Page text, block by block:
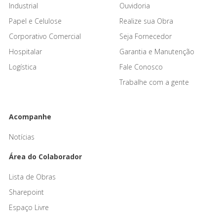
Industrial
Papel e Celulose
Corporativo Comercial
Hospitalar
Logística
Ouvidoria
Realize sua Obra
Seja Fornecedor
Garantia e Manutenção
Fale Conosco
Trabalhe com a gente
Acompanhe
Notícias
Área do Colaborador
Lista de Obras
Sharepoint
Espaço Livre